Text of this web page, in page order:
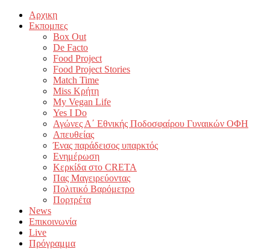
Αρχικη
Εκπομπες
Box Out
De Facto
Food Project
Food Project Stories
Match Time
Miss Κρήτη
My Vegan Life
Yes I Do
Αγώνες Α΄ Εθνικής Ποδοσφαίρου Γυναικών ΟΦΗ
Απευθείας
Ένας παράδεισος υπαρκτός
Ενημέρωση
Κερκίδα στο CRETA
Πας Μαγειρεύοντας
Πολιτικό Βαρόμετρο
Πορτρέτα
News
Επικοινωνία
Live
Πρόγραμμα